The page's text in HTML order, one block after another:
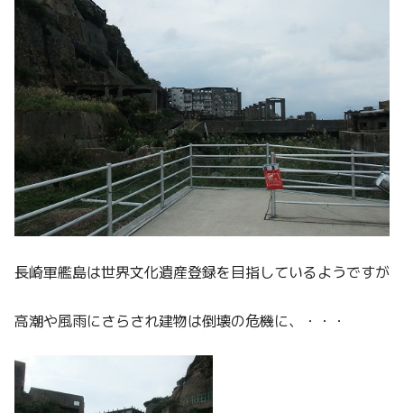
長崎軍艦島は世界文化遺産登録を目指しているようですが
高潮や風雨にさらされ建物は倒壊の危機に、・・・